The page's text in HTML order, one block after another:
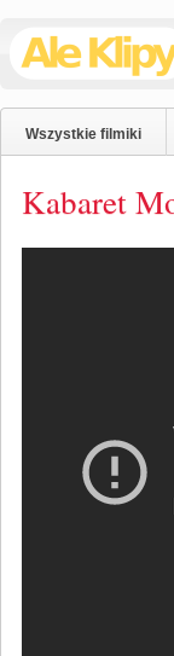
Wszystkie filmiki
Kabaret